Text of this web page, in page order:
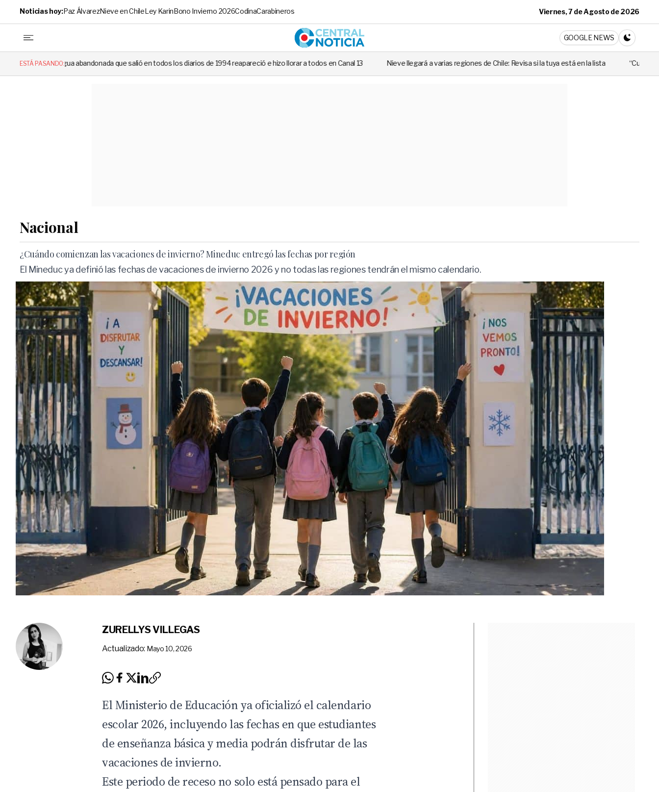
Noticias hoy:Paz ÁlvarezNieve en ChileLey KarinBono Invierno 2026CodinaCarabineros Viernes, 7 de Agosto de 2026
Central Noticia
GOOGLE NEWS
CAMBIA A
ESTÁ PASANDO:
que salió en todos los diarios de 1994 reapareció e hizo llorar a todos en Canal 13 Nieve llegará a varias regiones de Chile: Revisa si la tuya está en la lista “Cuando alguien utiliza mal esa ley,
Nacional
¿Cuándo comienzan las vacaciones de invierno? Mineduc entregó las fechas por región
El Mineduc ya definió las fechas de vacaciones de invierno 2026 y no todas las regiones tendrán el mismo calendario.
ZURELLYS VILLEGAS
Actualizado: Mayo 10, 2026
El Ministerio de Educación ya oficializó el calendario
escolar 2026, incluyendo las fechas en que estudiantes
de enseñanza básica y media podrán disfrutar de las
vacaciones de invierno.
Este periodo de receso no solo está pensado para el